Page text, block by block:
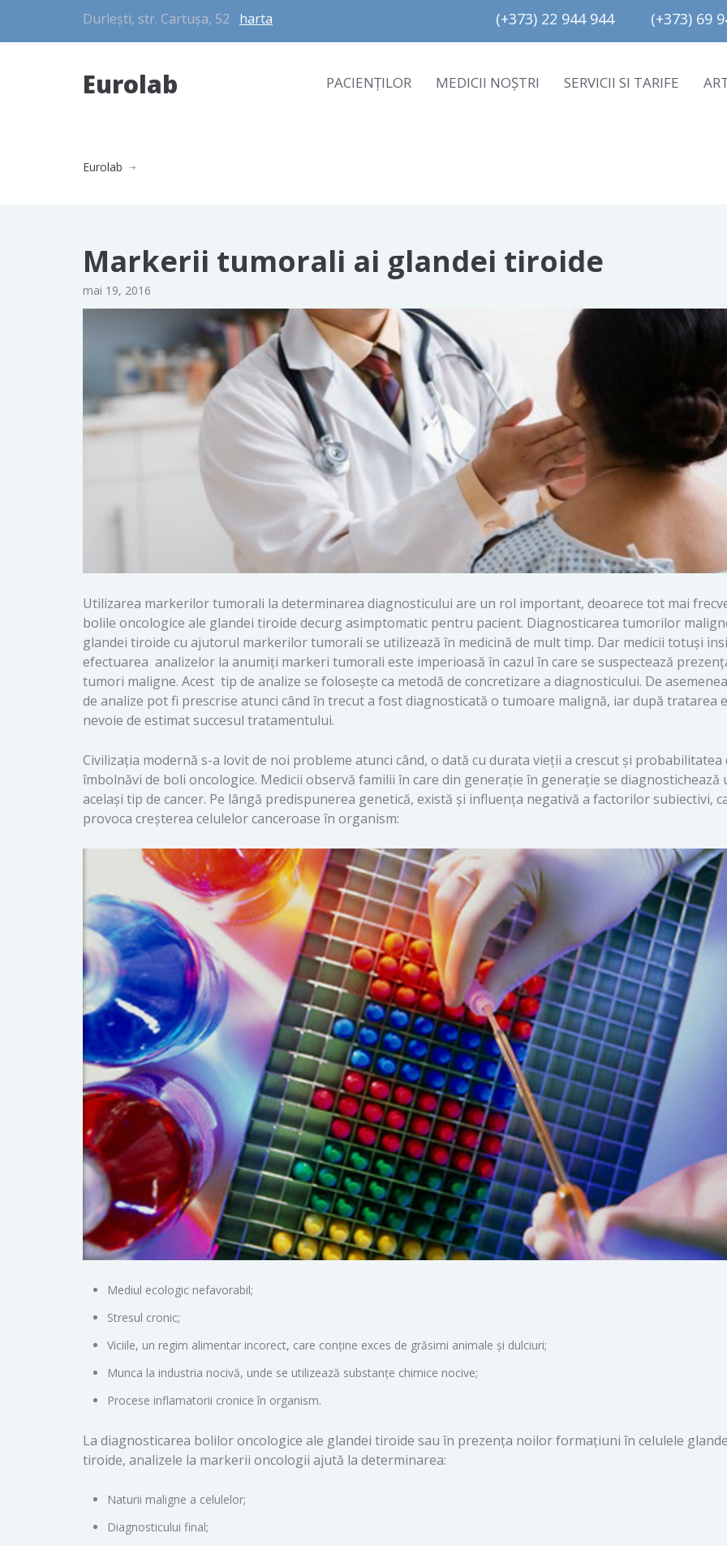
Durlești, str. Cartușa, 52 harta (+373) 22 944 944         (+373)
Eurolab PACIENȚILOR MEDICII NOȘTRI SERVICII SI TARIFE
Eurolab
Markerii tumorali ai glandei tiroide
mai 19, 2016
Utilizarea markerilor tumorali la determinarea diagnosticului are un rol important, deoarece tot mai
bolile oncologice ale glandei tiroide decurg asimptomatic pentru pacient. Diagnosticarea tumorilor
glandei tiroide cu ajutorul markerilor tumorali se utilizează în medicină de mult timp. Dar medicii totuși
efectuarea analizelor la anumiți markeri tumorali este imperioasă în cazul în care se suspectează
tumori maligne. Acest tip de analize se folosește ca metodă de concretizare a diagnosticului. De
de analize pot fi prescrise atunci când în trecut a fost diagnosticată o tumoare malignă, iar după tratarea
nevoie de estimat succesul tratamentului.
Civilizația modernă s-a lovit de noi probleme atunci când, o dată cu durata vieții a crescut și probabilitatea
îmbolnăvi de boli oncologice. Medicii observă familii în care din generație în generație se diagnostichează
același tip de cancer. Pe lângă predispunerea genetică, există și influența negativă a factorilor subiectivi,
provoca creșterea celulelor canceroase în organism:
Mediul ecologic nefavorabil;
Stresul cronic;
Viciile, un regim alimentar incorect, care conține exces de grăsimi animale și dulciuri;
Munca la industria nocivă, unde se utilizează substanțe chimice nocive;
Procese inflamatorii cronice în organism.
La diagnosticarea bolilor oncologice ale glandei tiroide sau în prezența noilor formațiuni în celulele
tiroide, analizele la markerii oncologii ajută la determinarea:
Naturii maligne a celulelor;
Diagnosticului final;